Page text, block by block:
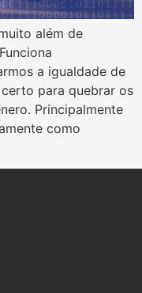
além de
a igualdade de
para quebrar os
Principalmente
como